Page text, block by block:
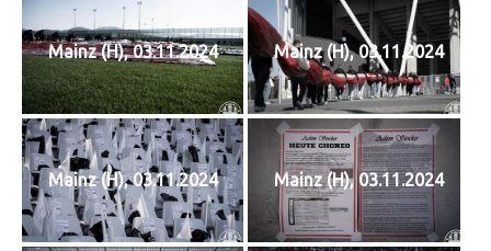
Mainz (H), 03.11.2024 Mainz (H), 03.11.2024
Mainz (H), 03.11.2024 Mainz (H), 03.11.2024